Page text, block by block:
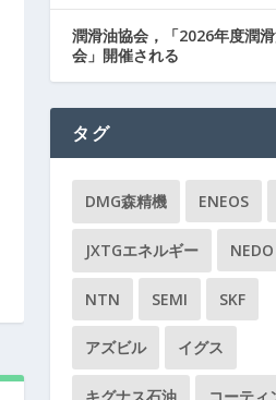
潤滑油協会，「2026年度潤
会」開催される
タグ
DMG森精機 ENEOS
JXTGエネルギー NEDO
NTN SEMI SKF
アズビル イグス